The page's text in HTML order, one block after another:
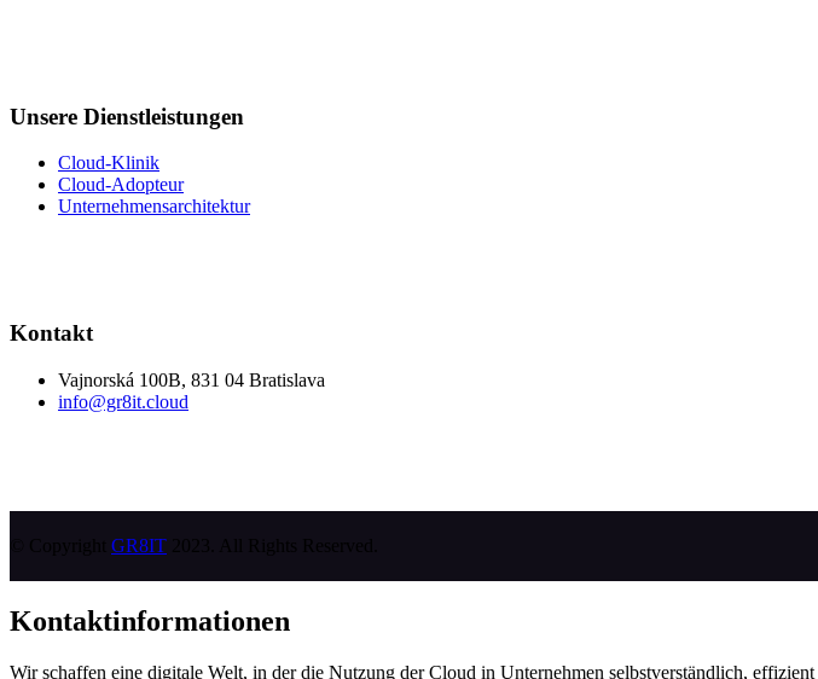
Unsere Dienstleistungen
Cloud-Klinik
Cloud-Adopteur
Unternehmensarchitektur
Kontakt
Vajnorská 100B, 831 04 Bratislava
info@gr8it.cloud
GR8IT
Kontaktinformationen
Wir schaffen eine digitale Welt, in der die Nutzung der Cloud in Unternehmen selbstverständlich,